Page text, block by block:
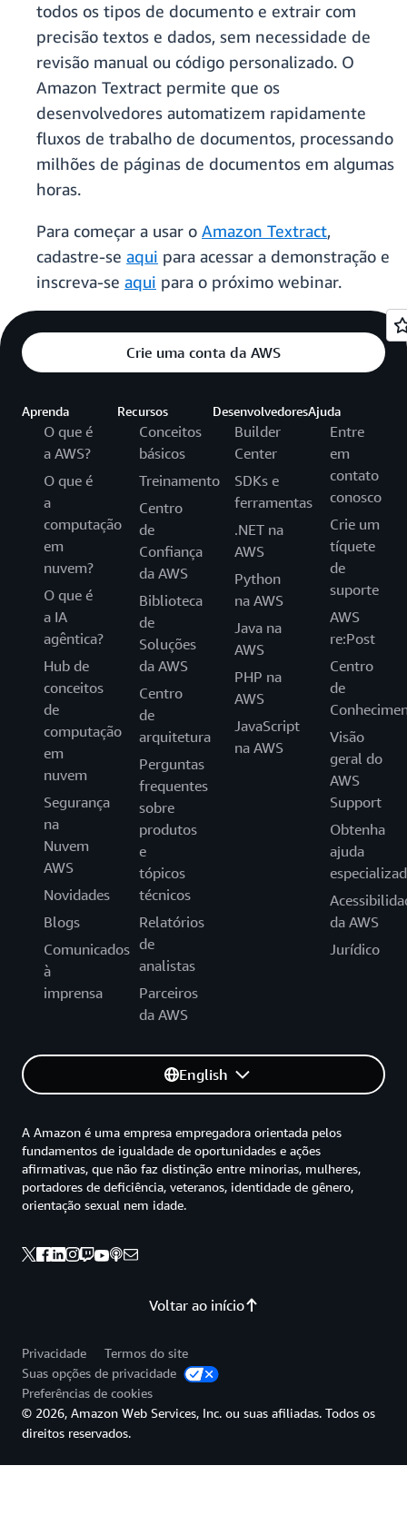
todos os tipos de documento e extrair com
precisão textos e dados, sem necessidade de
revisão manual ou código personalizado. O
Amazon Textract permite que os
desenvolvedores automatizem rapidamente
fluxos de trabalho de documentos, processando
milhões de páginas de documentos em algumas
horas.
Para começar a usar o Amazon Textract,
cadastre-se aqui para acessar a demonstração e
inscreva-se aqui para o próximo webinar.
Crie uma conta da AWS
Aprenda
O que é
a AWS?
O que é
a
computação
em
nuvem?
O que é
a IA
agêntica?
Hub de
conceitos
de
computação
em
nuvem
Segurança
na
Nuvem
AWS
Novidades
Blogs
Comunicados
à
imprensa
Recursos
Conceitos
básicos
Treinamento
Centro
de
Confiança
da AWS
Biblioteca
de
Soluções
da AWS
Centro
de
arquitetura
Perguntas
frequentes
sobre
produtos
e
tópicos
técnicos
Relatórios
de
analistas
Parceiros
da AWS
Desenvolvedores
Builder
Center
SDKs e
ferramentas
.NET na
AWS
Python
na AWS
Java na
AWS
PHP na
AWS
JavaScript
na AWS
Ajuda
Entre
em
contato
conosco
Crie um
tíquete
de
suporte
AWS
re:Post
Centro
de
Visão
geral do
AWS
Support
Obtenha
ajuda
da AWS
Jurídico
English
Voltar ao início
A Amazon é uma empresa empregadora orientada pelos
fundamentos de igualdade de oportunidades e ações
afirmativas, que não faz distinção entre minorias, mulheres,
portadores de deficiência, veteranos, identidade de gênero,
orientação sexual nem idade.
Privacidade
Termos do site
Suas opções de privacidade
Preferências de cookies
© 2026, Amazon Web Services, Inc. ou suas afiliadas. Todos os
direitos reservados.